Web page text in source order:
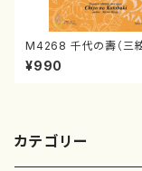
M4268 千代の壽（三
雄著・宮城宗家監修/三
¥990
カテゴリー